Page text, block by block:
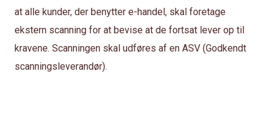
at alle kunder, der benytter e-handel, skal foretage
ekstern scanning for at bevise at de fortsat lever op til
kravene. Scanningen skal udføres af en ASV (Godkendt
scanningsleverandør).